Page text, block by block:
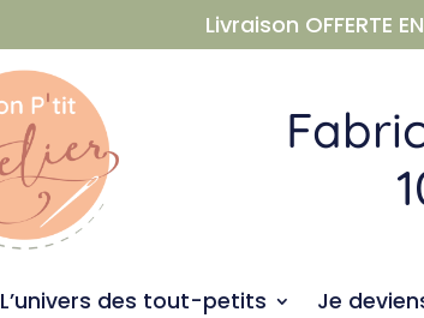
Livraison OFFERTE
L’univers des tout-petits Je